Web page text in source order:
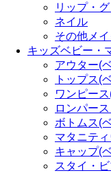
リップ・
ネイル
その他メ
キッズベビー・
アウター(
トップス(
ワンピー
ロンパー
ボトムス(
マタニテ
キャップ(
スタイ・